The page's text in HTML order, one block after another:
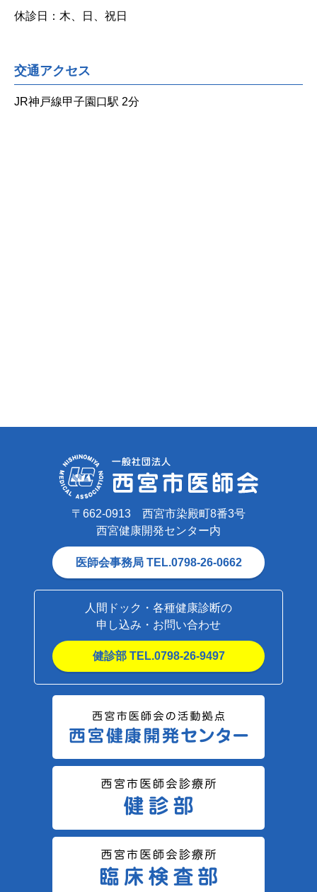
休診日：木、日、祝日
交通アクセス
JR神戸線甲子園口駅 2分
〒662-0913 西宮市染殿町8番3号
西宮健康開発センター内
医師会事務局 TEL.0798-26-0662
人間ドック・各種健康診断の
申し込み・お問い合わせ
健診部 TEL.0798-26-9497